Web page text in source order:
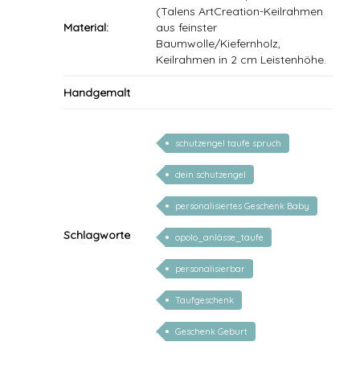
Material:
(Talens ArtCreation-Keilrahmen
aus feinster
Baumwolle/Kiefernholz,
Keilrahmen in 2 cm Leistenhöhe.
Handgemalt
Schlagworte
schutzengel taufe spruch
dein schutzengel
personalisiertes Geschenk Baby
opolo_anlässe_taufe
personalisierbar
Taufgeschenk
Geschenk Geburt